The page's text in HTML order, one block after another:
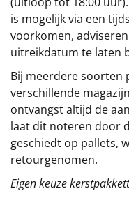
is mogelijk via een
voorkomen,
uitreikdatum te laten
Bij meerdere soorten
verschillende
ontvangst altijd de
laat dit noteren door
geschiedt op pallets,
retourgenomen.
Eigen keuze